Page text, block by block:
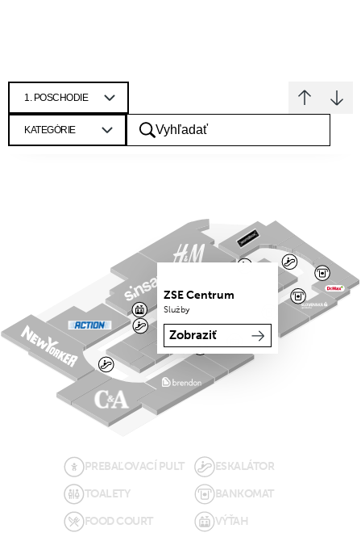
PREBAĽOVACÍ PULT
TOALETY
FOOD COURT
ESKALÁTOR
BANKOMAT
VÝŤAH
ZSE Centrum
Služby
Zobraziť